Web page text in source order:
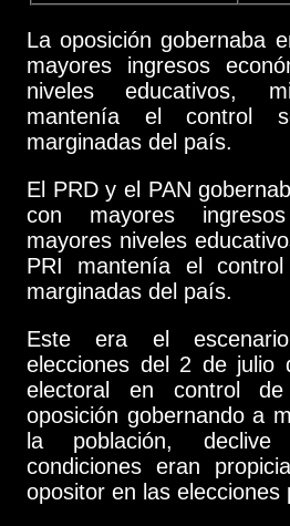
La oposición gobernaba
mayores ingresos
niveles educativos,
mantenía el control
marginadas del país.
El PRD y el PAN
con mayores
mayores niveles
PRI mantenía el
marginadas del país.
Este era el
elecciones del 2 de julio
electoral en control de
oposición gobernando a
la población,
condiciones eran
opositor en las elecciones